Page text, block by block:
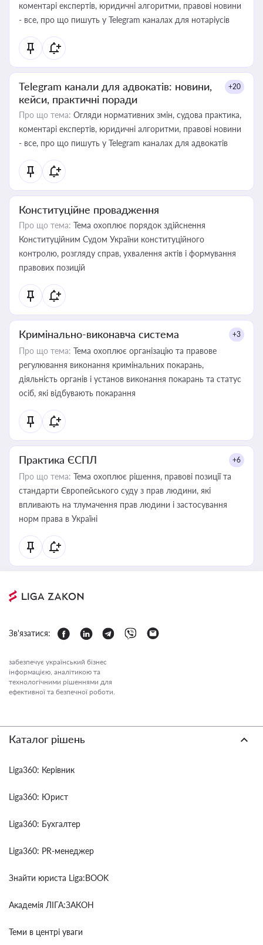
коментарі експертів, юридичні алгоритми, правові новини
- все, про що пишуть у Telegram каналах для нотаріусів
Telegram канали для адвокатів: новини,
кейси, практичні поради
+20
Про що тема: Огляди нормативних змін, судова практика,
коментарі експертів, юридичні алгоритми, правові новини
- все, про що пишуть у Telegram каналах для адвокатів
Конституційне провадження
Про що тема: Тема охоплює порядок здійснення
Конституційним Судом України конституційного
контролю, розгляду справ, ухвалення актів і формування
правових позицій
Кримінально-виконавча система +3
Про що тема: Тема охоплює організацію та правове
регулювання виконання кримінальних покарань,
діяльність органів і установ виконання покарань та статус
осіб, які відбувають покарання
Практика ЄСПЛ +6
Про що тема: Тема охоплює рішення, правові позиції та
стандарти Європейського суду з прав людини, які
впливають на тлумачення прав людини і застосування
норм права в Україні
Зв'язатися:
забезпечує український бізнес
інформацією, аналітикою та
технологічними рішеннями для
ефективної та безпечної роботи.
Каталог рішень
Liga360: Керівник
Liga360: Юрист
Liga360: Бухгалтер
Liga360: PR-менеджер
Знайти юриста Liga:BOOK
Академія ЛІГА:ЗАКОН
Теми в центрі уваги